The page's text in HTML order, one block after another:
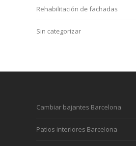
Rehabilitación de fachadas
Sin categorizar
Cambiar bajantes Barcelona
Patios interiores Barcelona